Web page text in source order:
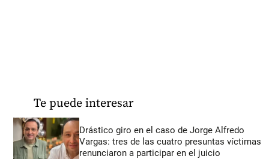
Te puede interesar
Drástico giro en el caso de Jorge Alfredo
Vargas: tres de las cuatro presuntas víctimas
renunciaron a participar en el juicio